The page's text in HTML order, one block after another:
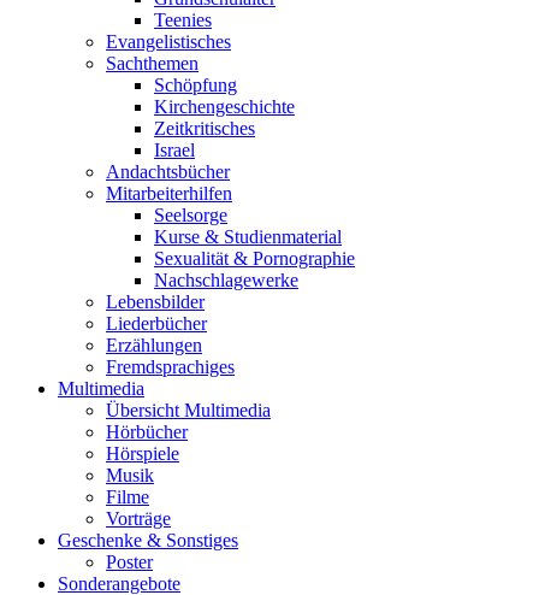
Teenies
Evangelistisches
Sachthemen
Schöpfung
Kirchengeschichte
Zeitkritisches
Israel
Andachtsbücher
Mitarbeiterhilfen
Seelsorge
Kurse & Studienmaterial
Sexualität & Pornographie
Nachschlagewerke
Lebensbilder
Liederbücher
Erzählungen
Fremdsprachiges
Multimedia
Übersicht Multimedia
Hörbücher
Hörspiele
Musik
Filme
Vorträge
Geschenke & Sonstiges
Poster
Sonderangebote